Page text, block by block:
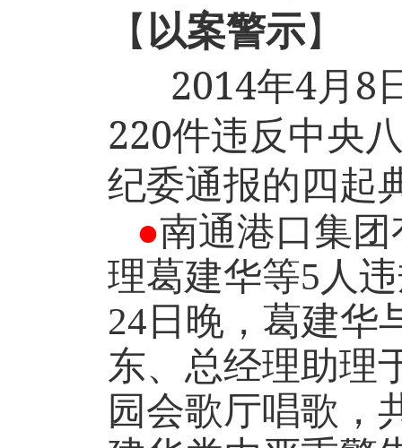
【 以案警示】
2014年4月 8
220件违反中央
纪委通报的四起
●南通港口集
理葛建华等5 人
24 日晚，葛建华
东、总经理助理
园会歌厅唱歌，